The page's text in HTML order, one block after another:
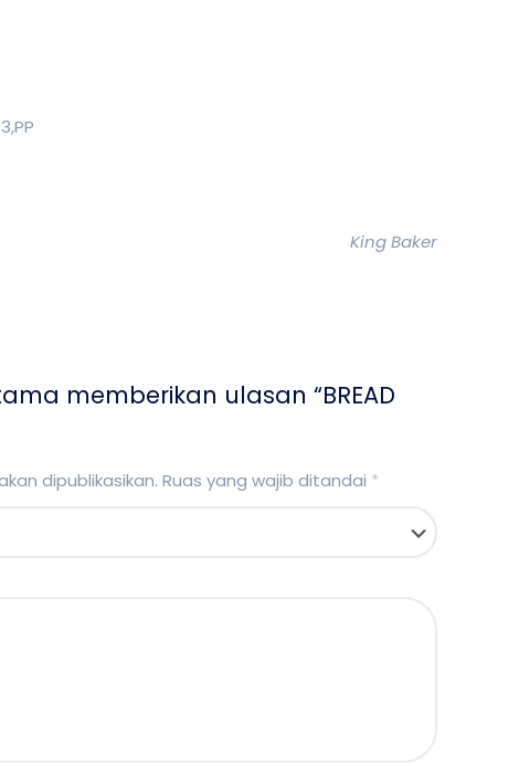
King Baker
memberikan ulasan “BREAD
dipublikasikan. Ruas yang wajib ditandai *